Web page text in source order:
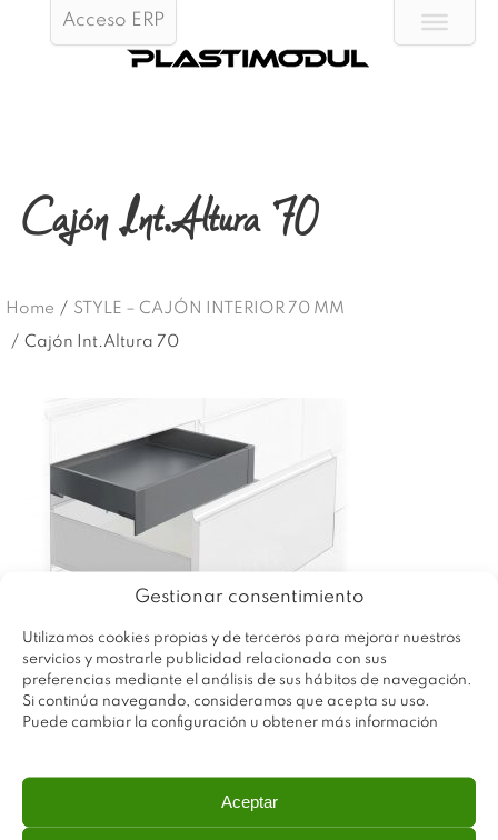
Gestionar consentimiento
Utilizamos cookies propias y de terceros para mejorar nuestros
servicios y mostrarle publicidad relacionada con sus
preferencias mediante el análisis de sus hábitos de navegación.
Si continúa navegando, consideramos que acepta su uso.
Puede cambiar la configuración u obtener más información
Aceptar
Acceso ERP
Cajón Int.Altura 70
Home / STYLE – CAJÓN INTERIOR 70 MM
/ Cajón Int.Altura 70